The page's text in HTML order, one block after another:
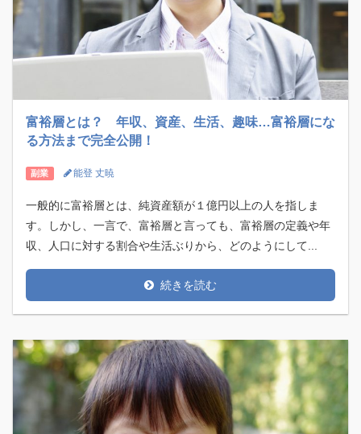
富裕層とは？ 年収、資産、生活、趣味…富裕層にな
る方法まで完全公開！
副業 能登 丈暁
一般的に富裕層とは、純資産額が１億円以上の人を指しま
す。しかし、一言で、富裕層と言っても、富裕層の定義や年
収、人口に対する割合や生活ぶりから、どのようにして...
続きを読む